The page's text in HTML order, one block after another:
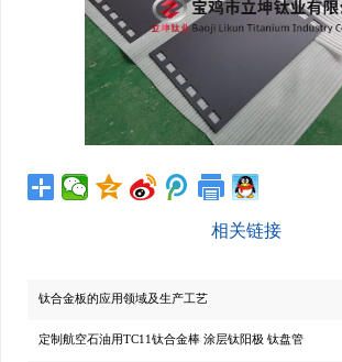
相关链接
钛合金板的应用领域及生产工艺
定制航空石油用TC11钛合金棒 涂层钛阳极 钛盘管